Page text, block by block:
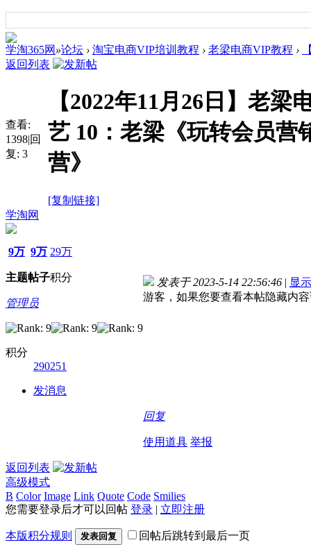
学淘365网 »论坛 › 淘宝电商VIP培训教程 › 老梁电商VIP教程 ›
返回列表
查看:
1398|回
复: 3
【2022年11月26日】老
艺 10：老梁《玩转会员营
营》
[复制链接]
学淘网
9万
主题
9万
帖子
29万
积分
管理员
积分
290251
发消息
发表于 2023-5-14 22:56:46 | 显
游客，如果您要查看本帖隐藏内
回复
使用道具 举报
返回列表
高级模式
B Color Image Link Quote Code Smilies
您需要登录后才可以回帖 登录 | 立即注册
本版积分规则 发表回复 回帖后跳转到最后一页